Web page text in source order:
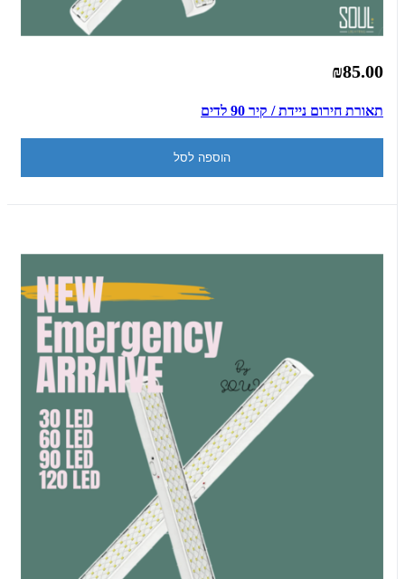
₪85.00
תאורת חירום ניידת / קיר 90 לדים
הוספה לסל